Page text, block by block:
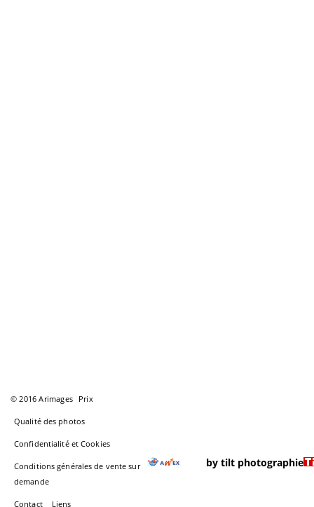
© 2016 Arimages Prix
Qualité des photos
Confidentialité et Cookies
Conditions générales de vente sur
demande
Contact Liens
by tilt photographie